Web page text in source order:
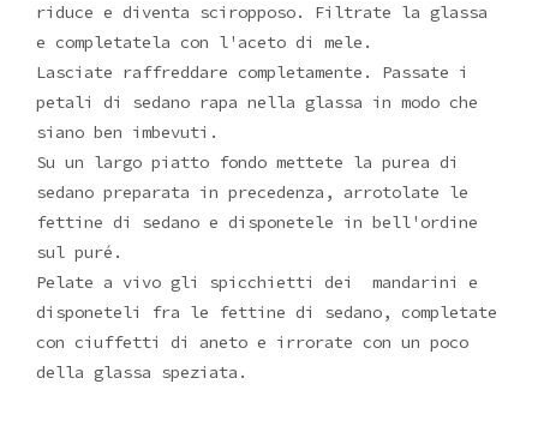
riduce e diventa sciropposo. Filtrate la glassa
e completatela con l'aceto di mele.
Lasciate raffreddare completamente. Passate i
petali di sedano rapa nella glassa in modo che
siano ben imbevuti.
Su un largo piatto fondo mettete la purea di
sedano preparata in precedenza, arrotolate le
fettine di sedano e disponetele in bell'ordine
sul puré.
Pelate a vivo gli spicchietti dei mandarini e
disponeteli fra le fettine di sedano, completate
con ciuffetti di aneto e irrorate con un poco
della glassa speziata.